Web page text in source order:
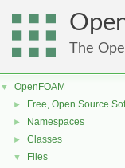
The
▼ OpenFOAM
► Free, Open Source
► Namespaces
► Classes
▼ Files